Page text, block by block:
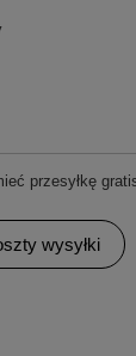
przesyłkę
wysyłki